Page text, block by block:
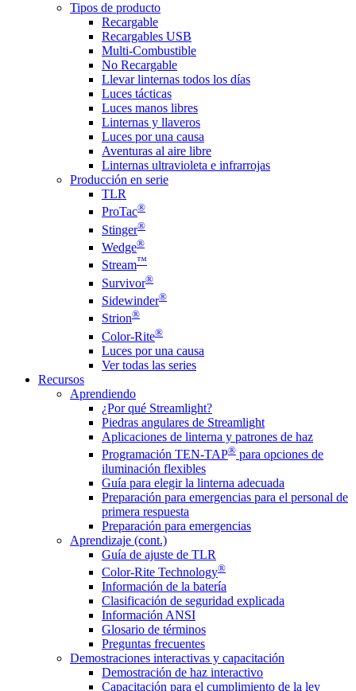
Tipos de producto
Recargable
Recargables USB
Multi-Combustible
No Recargable
Llevar linternas todos los días
Luces tácticas
Luces manos libres
Linternas y llaveros
Luces por una causa
Aventuras al aire libre
Linternas ultravioleta e infrarrojas
Producción en serie
TLR
ProTac®
Stinger®
Wedge®
Stream™
Survivor®
Sidewinder®
Strion®
Color-Rite®
Luces por una causa
Ver todas las series
Recursos
Aprendiendo
¿Por qué Streamlight?
Piedras angulares de Streamlight
Aplicaciones de linterna y patrones de haz
Programación TEN-TAP® para opciones de
iluminación flexibles
Guía para elegir la linterna adecuada
Preparación para emergencias para el personal de
primera respuesta
Preparación para emergencias
Aprendizaje (cont.)
Guía de ajuste de TLR
Color-Rite Technology®
Información de la batería
Clasificación de seguridad explicada
Información ANSI
Glosario de términos
Preguntas frecuentes
Demostraciones interactivas y capacitación
Demostración de haz interactivo
Capacitación para el cumplimiento de la ley